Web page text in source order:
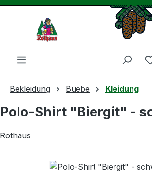
Bekleidung Buebe Kleidung
Polo-Shirt "Biergit" -
Rothaus
Bildergalerie überspringen